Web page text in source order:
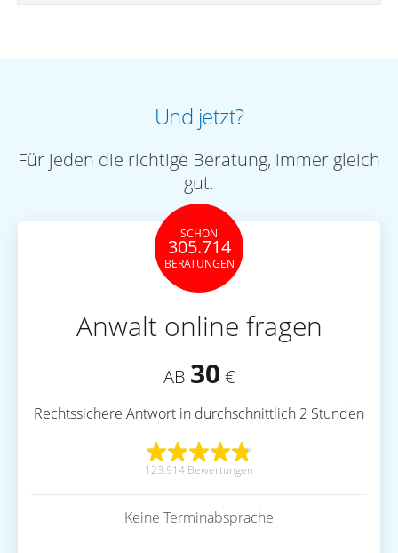
Und jetzt?
Für jeden die richtige Beratung, immer gleich
gut.
SCHON
305.714
BERATUNGEN
Anwalt online fragen
AB 30 €
Rechtssichere Antwort in durchschnittlich 2 Stunden
123.914 Bewertungen
Keine Terminabsprache